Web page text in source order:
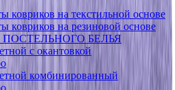
ковриков на текстильной основе
ковриков на резиновой основе
БЕЛЬЯ
с окантовкой
комбинированный